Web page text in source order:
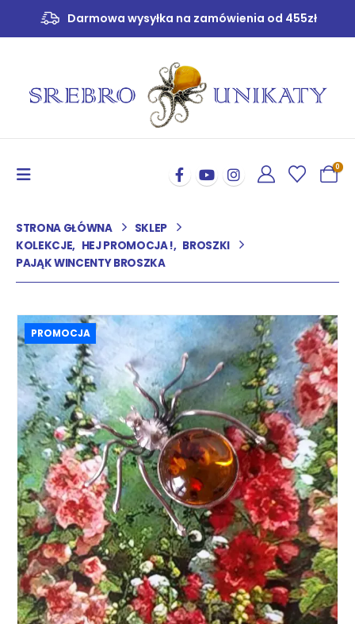
Darmowa wysyłka na zamówienia od 455zł
0
STRONA GŁÓWNA
SKLEP
KOLEKCJE, HEJ PROMOCJA !, BROSZKI
PAJĄK WINCENTY BROSZKA
PROMOCJA